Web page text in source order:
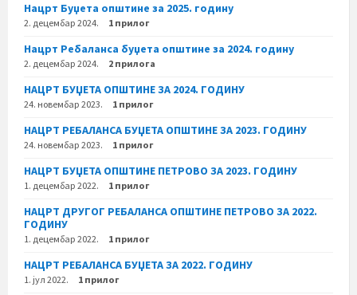
Нацрт Буџета општине за 2025. годину
2. децембар 2024. 1 прилог
Нацрт Ребаланса буџета општине за 2024. годину
2. децембар 2024. 2 прилога
НАЦРТ БУЏЕТА ОПШТИНЕ ЗА 2024. ГОДИНУ
24. новембар 2023. 1 прилог
НАЦРТ РЕБАЛАНСА БУЏЕТА ОПШТИНЕ ЗА 2023. ГОДИНУ
24. новембар 2023. 1 прилог
НАЦРТ БУЏЕТА ОПШТИНЕ ПЕТРОВО ЗА 2023. ГОДИНУ
1. децембар 2022. 1 прилог
НАЦРТ ДРУГОГ РЕБАЛАНСА ОПШТИНЕ ПЕТРОВО ЗА 2022.
ГОДИНУ
1. децембар 2022. 1 прилог
НАЦРТ РЕБАЛАНСА БУЏЕТА ЗА 2022. ГОДИНУ
1. јул 2022. 1 прилог